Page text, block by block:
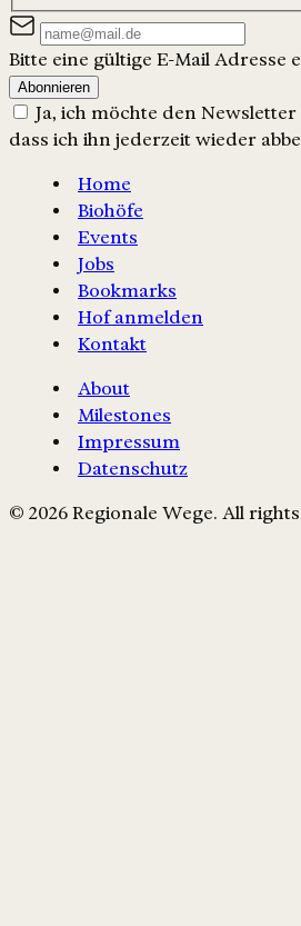
Bitte eine gültige E-Mail Adresse
Abonnieren
Ja, ich möchte den
dass ich ihn jederzeit wieder
Home
Biohöfe
Events
Jobs
Bookmarks
Hof anmelden
Kontakt
About
Milestones
Impressum
Datenschutz
© 2026 Regionale Wege. All